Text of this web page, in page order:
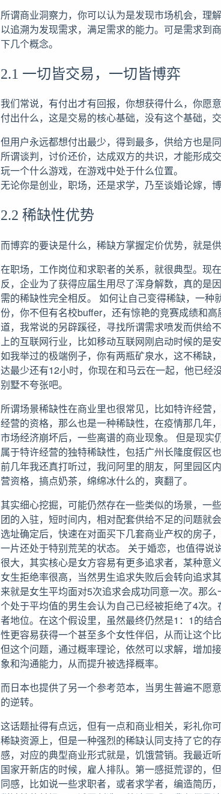
所谓商业洞察力，你可以认为是发现市场机会，理
以追溯为发现需求，满足需求的能力。可是需求到
下几个概念。
2.1 一切皆交易，一切皆博弈
我们常说，有付出才有回报，你想获得什么，你愿
付出什么，这是交易的核心基础，没有这个基础，
但用户永远都想付出最少，得到最多，供给方也是
所谓谈判，讨价还价，达成双方的共识，才能形成
玩一个什么游戏，在游戏中处于什么位置。
无论你是创业，职场，还是求学，乃至谈婚论嫁，博
2.2 稀缺性优势
而博弈的要诀是什么，稀缺方掌握定价优势，就是
在职场，工作岗位和求职者的关系，就很典型。现
反，企业为了获得应届生用尽了浑身解数，真的是
需的稀缺性完全相反。 如何让自己变得稀缺，一
份，你不但有名校buffer，还有惊艳的竞赛成绩和
道，我常说的另辟蹊径，寻找所谓需求喷发而供给
上的互联网行业，比如移动互联网刚启动时候的是
如我举过的极端例子，你有两瓶矿泉水，这不稀缺
达最少还有12小时，你现在和马云在一起，他已经
别墅不夸张吧。
所谓场景稀缺性在商业里也很常见，比如特许经营
经营的资格，那么也是一种稀缺性，在疫情那几年
市场经济崩坏后，一些离谱的商业现象。 但是现
属于特许经营的独特稀缺性，包括广州长隆度假区
前几年我还真打听过，我问阿里的朋友，阿里园区
营资格，搞点奶茶，绵绵冰什么的，爽翻了。
其实细心挖掘，可能仍然存在一些类似的场景，一
团的入驻，短时间内，相对配套供给不足的问题就
选址确定后，快速在对面买下几套商业产权的房子
一片还处于特别荒芜的状态。 关于婚恋，也值得
很大，其实核心是女方容易有更多追求者，某种意
女生拒绝率很高，当然男生追求失败后会转向追求
来就是女生平均面对5次追求会成功同意一次。那
个处于平均值的男生会认为自己已经被拒绝了4次
者地位。在这个假设里，虽然最终仍然是1：1的结
性更容易获得一个甚至多个女性伴侣，从而让这个
但这个问题，通过概率理论，依然可以求解，增加
象和沟通能力，从而提升被选择概率。
而日本也提供了另一个参考范本，当男生普遍不愿
的逆转。
这话题扯得有点远，但有一点和商业相关，彩礼你
稀缺资源上，但是一种强烈的稀缺认同支持了它的
感，对应的典型商业形式就是，饥饿营销。我最近
国家开新店的时候，雇人排队。第一感挺荒谬的，
同感，比如说一些求职者，或者求学者，编造简历